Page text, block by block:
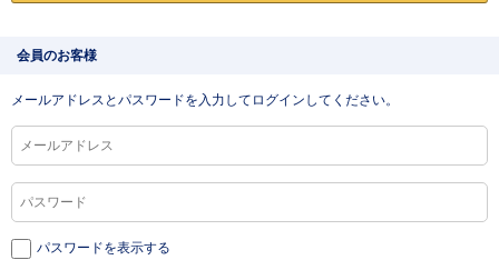
会員のお客様
メールアドレスとパスワードを入力してログインしてください。
パスワードを表示する